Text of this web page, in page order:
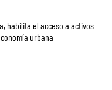
urbana